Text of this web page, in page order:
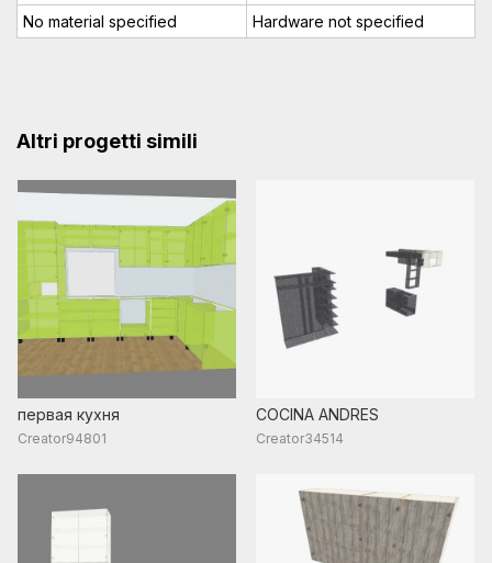
No material specified
Hardware not specified
Altri progetti simili
первая кухня
Creator94801
COCINA ANDRES
Creator34514